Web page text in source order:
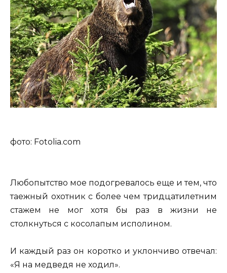
фото: Fotolia.com
Любопытство мое подогревалось еще и тем, что
таежный охотник с более чем тридцатилетним
стажем не мог хотя бы раз в жизни не
столкнуться с косолапым исполином.
И каждый раз он коротко и уклончиво отвечал:
«Я на медведя не ходил».